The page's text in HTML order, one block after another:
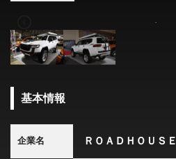
基本情報
企業名 ＲＯＡＤＨＯＵＳＥ